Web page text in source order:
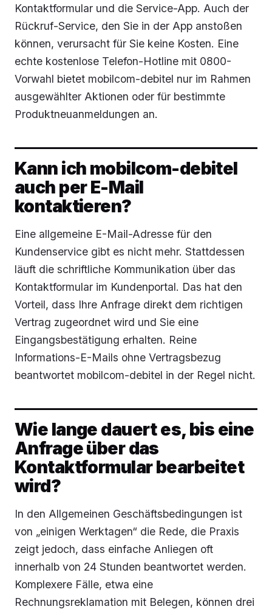
Kontaktformular und die Service-App. Auch der
Rückruf-Service, den Sie in der App anstoßen
können, verursacht für Sie keine Kosten. Eine
echte kostenlose Telefon-Hotline mit 0800-
Vorwahl bietet mobilcom-debitel nur im Rahmen
ausgewählter Aktionen oder für bestimmte
Produktneuanmeldungen an.
Kann ich mobilcom-debitel
auch per E-Mail
kontaktieren?
Eine allgemeine E-Mail-Adresse für den
Kundenservice gibt es nicht mehr. Stattdessen
läuft die schriftliche Kommunikation über das
Kontaktformular im Kundenportal. Das hat den
Vorteil, dass Ihre Anfrage direkt dem richtigen
Vertrag zugeordnet wird und Sie eine
Eingangsbestätigung erhalten. Reine
Informations-E-Mails ohne Vertragsbezug
beantwortet mobilcom-debitel in der Regel nicht.
Wie lange dauert es, bis eine
Anfrage über das
Kontaktformular bearbeitet
wird?
In den Allgemeinen Geschäftsbedingungen ist
von „einigen Werktagen“ die Rede, die Praxis
zeigt jedoch, dass einfache Anliegen oft
innerhalb von 24 Stunden beantwortet werden.
Komplexere Fälle, etwa eine
Rechnungsreklamation mit Belegen, können drei